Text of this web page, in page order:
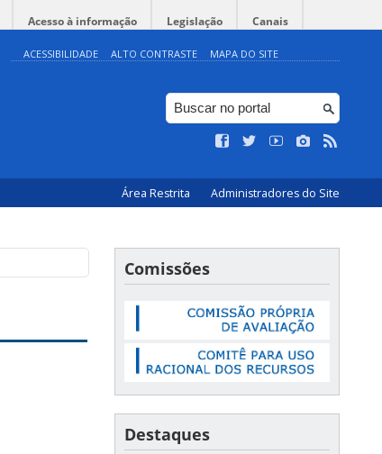
Acesso à informação Legislação Canais
ACESSIBILIDADE ALTO CONTRASTE MAPA DO SITE
Área Restrita Administradores do Site
Comissões
Destaques